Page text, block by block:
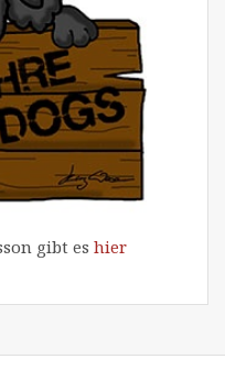
gibt es hier